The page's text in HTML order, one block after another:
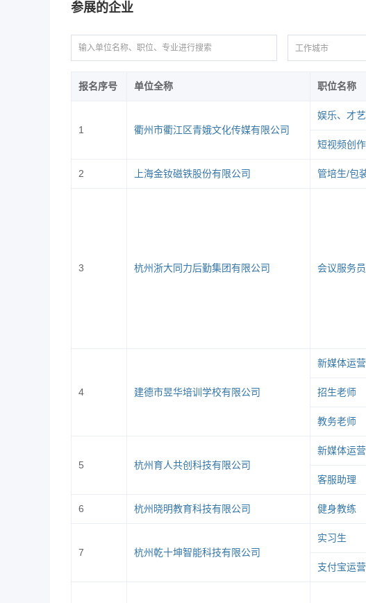
规模：预计组织
三、参会对象
2026届毕业生及往届未就业毕业生，有招聘
四、用人单位参会方式
在线报名，请需要参加招聘会的用人单位于
注册企业登录后选择进入“招聘会展位预
查看展位号；报名未成功的企业可在后期选择其
已预订展位又因故临时不能参加招聘会的单
之前完成会场布置。
为维护毕业生的安全和合法权益，本次活
需求，不得为其他单位代为招聘。参会单位需严
其责任。
参展的企业
工作城市
报名序号 单位全称 职位名称
1 衢州市衢江区青娥文化传媒有限公司
娱乐、才
短视频创
2 上海金钕磁铁股份有限公司 管培生/包
3 杭州浙大同力后勤集团有限公司 会议服务员
4 建德市昱华培训学校有限公司
新媒体运营
招生老师
教务老师
5 杭州育人共创科技有限公司
新媒体运
客服助理
6 杭州晓明教育科技有限公司 健身教练
7 杭州乾十坤智能科技有限公司
实习生
支付宝运